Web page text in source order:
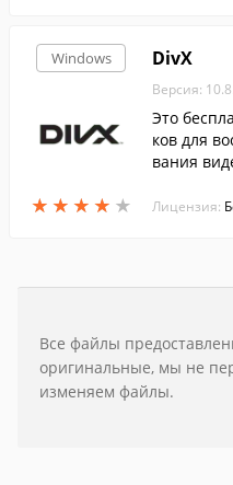
Windows
★ ★ ★ ★ ★
★ ★ ★ ★ ★
DivX
Версия:
Это
ков для
вания
Лицензия:
Все файлы
оригинальные, мы не
изменяем файлы.